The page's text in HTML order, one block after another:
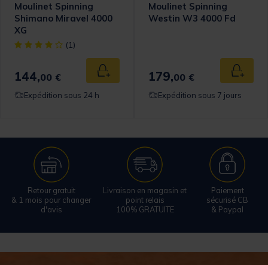
panier
Moulinet Spinning
Shimano Miravel 4000
XG
[object Object] out of 5 Customer Rating
(1)
144,00 € Ajouter au panier
Expédition sous 24 h
Moulinet Spinning
Westin W3 4000 Fd
179,00 €
Expédition sous 7 jours
Retour gratuit
& 1 mois pour changer
d'avis
Livraison en magasin et
point relais
100% GRATUITE
Paiement
sécurisé CB
& Paypal